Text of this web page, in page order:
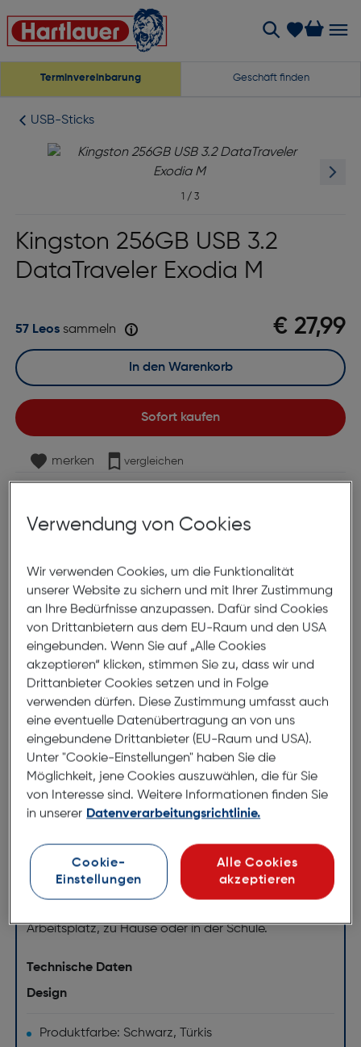
Terminvereinbarung Geschäft finden
USB-Sticks
1 / 3
Kingston 256GB USB 3.2
DataTraveler Exodia M
€ 27,99
57 Leossammeln
Sofort kaufen
In den Warenkorb
merken vergleichen
Selbstabholung in
Verfügbarkeit prüfen
Produktbeschreibung
Kingston 256GB USB 3.2
DataTraveler Exodia M
ArtNr.: 180002962
Mit beweglicher Kappe in
mehreren Farben
Der Kingston DataTraveler® Exodia™ M ist dank der
Leistung von USB 3.2 Gen 1 eine Speicherlösung für
Laptops, Desktop-PCs, Monitore und andere
Datenübertragungen und eine komfortable
Speicherung von Dokumenten, Musik, Videos und
mehr. Sein praktisches Design macht ihn zu einer
Arbeitsplatz, zu Hause oder in der Schule.
Technische Daten
Design
Produktfarbe: Schwarz, Türkis
Verwendung von Cookies
Wir verwenden Cookies, um die Funktionalität
unserer Website zu sichern und mit Ihrer Zustimmung
an Ihre Bedürfnisse anzupassen. Dafür sind Cookies
von Drittanbietern aus dem EU-Raum und den USA
eingebunden. Wenn Sie auf „Alle Cookies
akzeptieren“ klicken, stimmen Sie zu, dass wir und
Drittanbieter Cookies setzen und in Folge
verwenden dürfen. Diese Zustimmung umfasst auch
eine eventuelle Datenübertragung an von uns
eingebundene Drittanbieter (EU-Raum und USA).
Unter "Cookie-Einstellungen" haben Sie die
Möglichkeit, jene Cookies auszuwählen, die für Sie
von Interesse sind. Weitere Informationen finden Sie
in unserer Datenverarbeitungsrichtlinie.
Cookie-
Einstellungen
Alle Cookies
akzeptieren